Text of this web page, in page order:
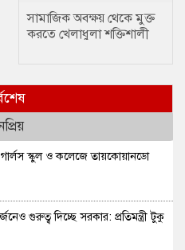
সামাজিক অবক্ষয় থেকে মুক্ত
করতে খেলাধুলা শক্তিশালী
স্কুল ও কলেজে তায়কোয়ানডো
গুরুত্ব দিচ্ছে সরকার: প্রতিমন্ত্রী টুকু